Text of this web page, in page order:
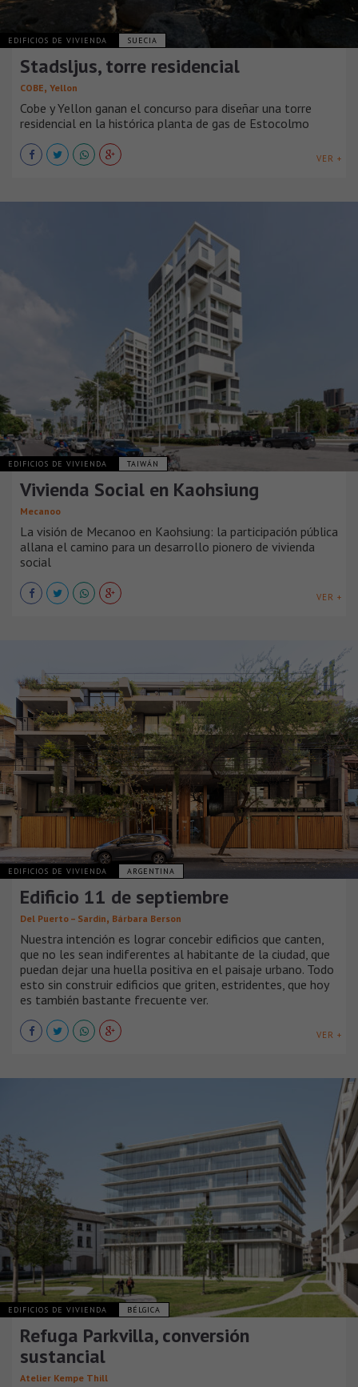
EDIFICIOS DE VIVIENDA SUECIA
Stadsljus, torre residencial
COBE, Yellon
Cobe y Yellon ganan el concurso para diseñar una torre
residencial en la histórica planta de gas de Estocolmo
VER +
EDIFICIOS DE VIVIENDA TAIWÁN
Vivienda Social en Kaohsiung
Mecanoo
La visión de Mecanoo en Kaohsiung: la participación pública
allana el camino para un desarrollo pionero de vivienda
social
VER +
EDIFICIOS DE VIVIENDA ARGENTINA
Edificio 11 de septiembre
Del Puerto – Sardin, Bárbara Berson
Nuestra intención es lograr concebir edificios que canten,
que no les sean indiferentes al habitante de la ciudad, que
puedan dejar una huella positiva en el paisaje urbano. Todo
esto sin construir edificios que griten, estridentes, que hoy
es también bastante frecuente ver.
VER +
EDIFICIOS DE VIVIENDA BÉLGICA
Refuga Parkvilla, conversión
sustancial
Atelier Kempe Thill